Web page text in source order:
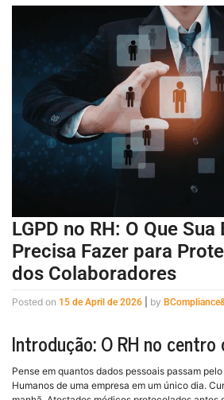
LGPD no RH: O Que Sua
Precisa Fazer para
dos Colaboradores
Posted on 15 de April de 2026 by
Introdução: O RH no
Pense em quantos dados pessoais passam
Humanos de uma empresa em um único dia.